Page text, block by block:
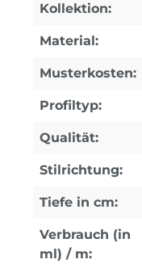
Kollektion:
Material:
Musterkosten:
Profiltyp:
Qualität:
Stilrichtung:
Tiefe in cm:
Verbrauch (in
ml) / m: